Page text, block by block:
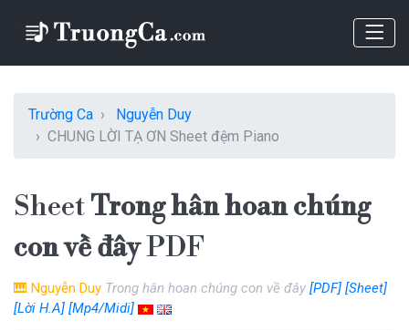
Trường Ca
Nguyễn Duy
CHUNG LỜI TẠ ƠN Sheet đệm Piano
SheetTrong hân hoan chúng
con về đâyPDF
🎹 Nguyễn Duy Trong hân hoan chúng con về đây [PDF] [Sheet]
[Lời H.A] [Mp4/Midi]